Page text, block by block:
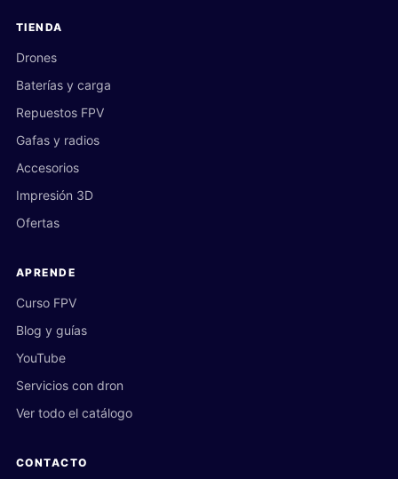
TIENDA
Drones
Baterías y carga
Repuestos FPV
Gafas y radios
Accesorios
Impresión 3D
Ofertas
APRENDE
Curso FPV
Blog y guías
YouTube
Servicios con dron
Ver todo el catálogo
CONTACTO